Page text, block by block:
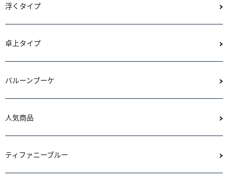
浮くタイプ
卓上タイプ
バルーンブーケ
人気商品
ティファニーブルー